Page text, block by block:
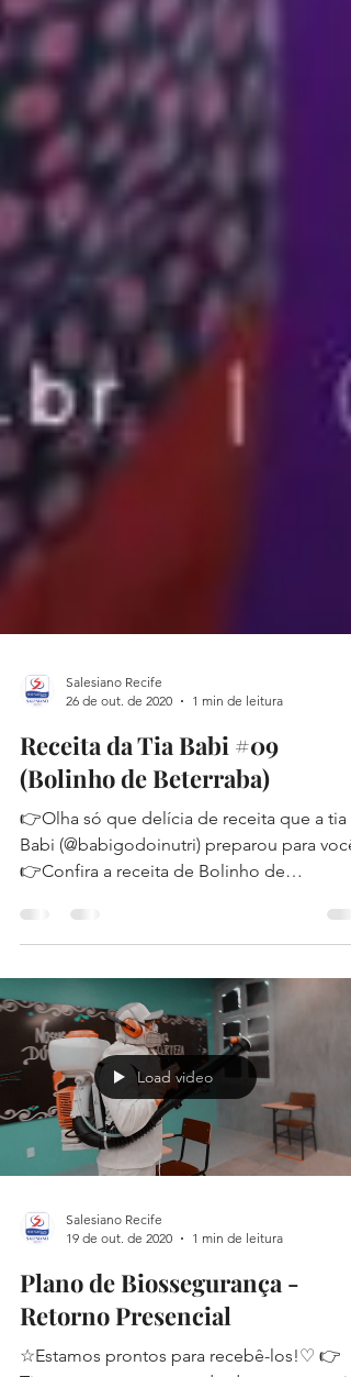
26 de out. de 2020
1 min de leitura
Receita da Tia Babi #09
(Bolinho de Beterraba)
👉Olha só que delícia de receita que a tia
⁣👉Confira a receita de Bolinho de
Beterraba,...
Load video
19 de out. de 2020
1 min de leitura
Plano de Biossegurança -
Retorno Presencial